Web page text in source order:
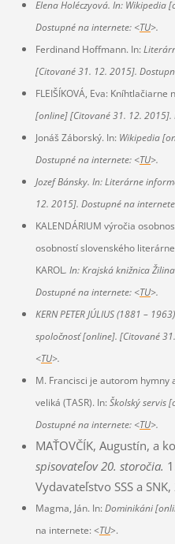
Elena Holéczyová. In: Wikipedia
Dostupné na internete: <TU>.
Ferdinand Hoffmann. In:
[Citované 31. 12. 2015].
FLEIŠÍKOVÁ, Eva: Kníhtlačiarne
[online][Citované 31. 12. 2015].
Jonáš Záborský. In: Wikipedia
Dostupné na internete: <TU>.
Jozef Bánsky. In:Literárne
12. 2015]. Dostupné na
KALENDÁRIUM výročia
osobností slovenského
KAROL. In: Krajská knižnica Žilina
Dostupné na internete: <TU>.
KERN PETER JÚLIUS (1881 –
spoločnosť[online]. [Citované
<TU>.
M. Francisci je autorom hymny
veliká (TASR). In: Školský servis
Dostupné na internete: <TU>.
MAŤOVČÍK, Augustín, a
spisovateľov 20. storočia.
Vydavateľstvo SSS a
Magma, Ján. In: Dominikáni
na internete: <TU>.